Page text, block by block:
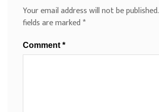
Your email address will not be published.
fields are marked*
Comment *